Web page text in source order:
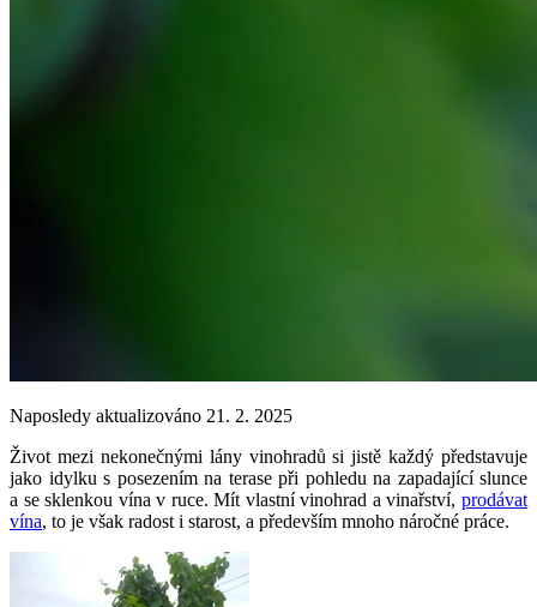
Naposledy aktualizováno 21. 2. 2025
Život mezi nekonečnými lány vinohradů si jistě každý představuje
jako idylku s posezením na terase při pohledu na zapadající slunce
a se sklenkou vína v ruce. Mít vlastní vinohrad a vinařství, prodávat
vína, to je však radost i starost, a především mnoho náročné práce.